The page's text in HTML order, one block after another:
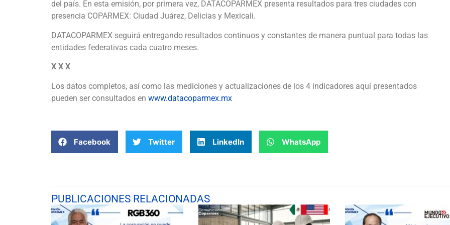
del país. En esta emisión, por primera vez, DATACOPARMEX presenta resultados para tres ciudades con
presencia COPARMEX: Ciudad Juárez, Delicias y Mexicali.
DATACOPARMEX seguirá entregando resultados continuos y constantes de manera puntual para todas las
entidades federativas cada cuatro meses.
X X X
Los datos completos, así como las mediciones y actualizaciones de los 4 indicadores aquí presentados
pueden ser consultados en www.datacoparmex.mx
Facebook Twitter LinkedIn WhatsApp
PUBLICACIONES RELACIONADAS